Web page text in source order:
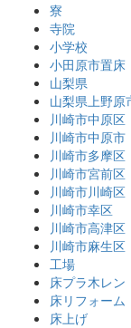
寮
寺院
小学校
小田原市置床
山梨県
山梨県上野原
川崎市中原区
川崎市中原市
川崎市多摩区
川崎市宮前区
川崎市川崎区
川崎市幸区
川崎市高津区
川崎市麻生区
工場
床プラ木レン
床リフォーム
床上げ